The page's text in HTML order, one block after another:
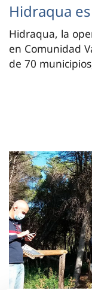
Hidraqua
Hidraqua, la
en Comunidad
de 70